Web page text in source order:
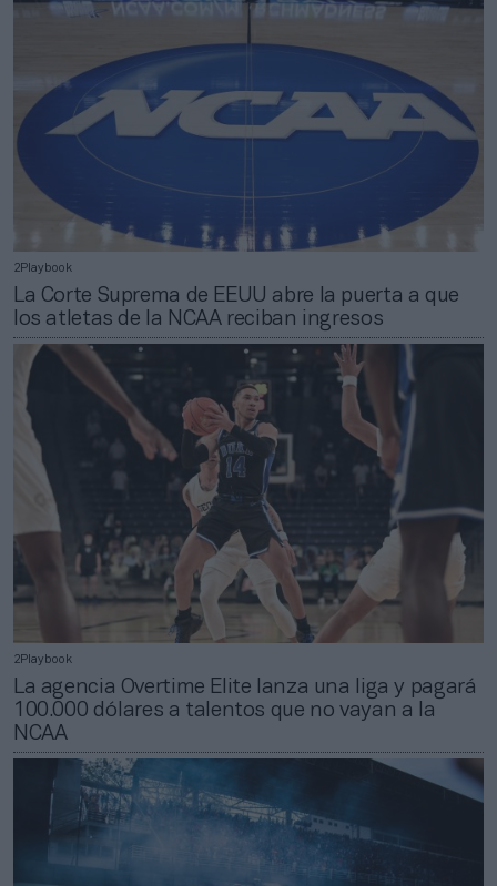
2Playbook
La Corte Suprema de EEUU abre la puerta a que
los atletas de la NCAA reciban ingresos
2Playbook
La agencia Overtime Elite lanza una liga y pagará
100.000 dólares a talentos que no vayan a la
NCAA